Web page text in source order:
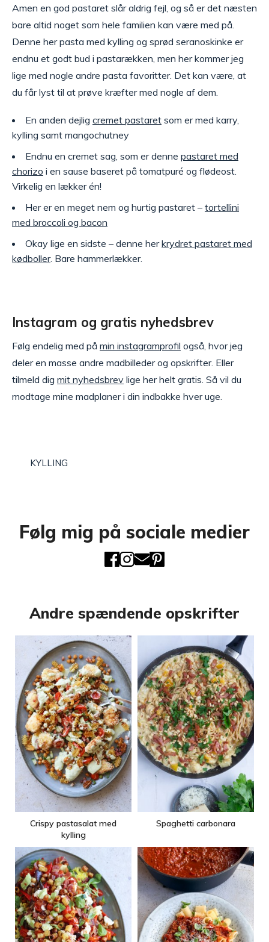
Amen en god pastaret slår aldrig fejl, og så er det næsten
bare altid noget som hele familien kan være med på.
Denne her pasta med kylling og sprød seranoskinke er
endnu et godt bud i pastarækken, men her kommer jeg
lige med nogle andre pasta favoritter. Det kan være, at
du får lyst til at prøve kræfter med nogle af dem.
En anden dejlig cremet pastaret som er med karry,
kylling samt mangochutney
Endnu en cremet sag, som er denne pastaret med
chorizo i en sause baseret på tomatpuré og flødeost.
Virkelig en lækker én!
Her er en meget nem og hurtig pastaret – tortellini
med broccoli og bacon
Okay lige en sidste – denne herkrydret pastaret med
kødboller. Bare hammerlækker.
Instagram og gratis nyhedsbrev
Følg endelig med på min instagramprofil også, hvor jeg
deler en masse andre madbilleder og opskrifter. Eller
tilmeld dig mit nyhedsbrev lige her helt gratis. Så vil du
modtage mine madplaner i din indbakke hver uge.
KYLLING
Følg mig på sociale medier
Andre spændende opskrifter
Crispy pastasalat med
kylling
Spaghetti carbonara